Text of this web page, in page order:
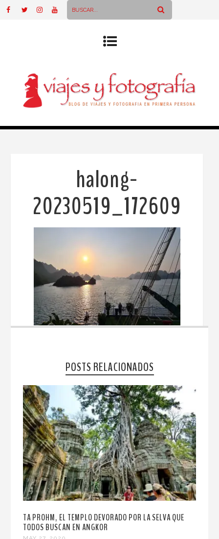
halong-
20230519_172609
POSTS RELACIONADOS
TA PROHM, EL TEMPLO DEVORADO POR LA SELVA QUE
TODOS BUSCAN EN ANGKOR